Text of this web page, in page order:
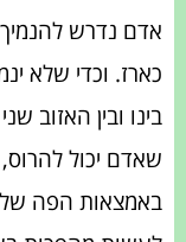
אדם נדרש
כארז. וכדי שלא
בינו ובין האזוב
שאדם יכול
באמצאות הפה